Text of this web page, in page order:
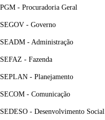
PGM - Procuradoria Geral
SEGOV - Governo
SEADM - Administração
SEFAZ - Fazenda
SEPLAN - Planejamento
SECOM - Comunicação
SEDESO - Desenvolvimento Social